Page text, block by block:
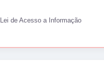
Lei de Acesso a Informação